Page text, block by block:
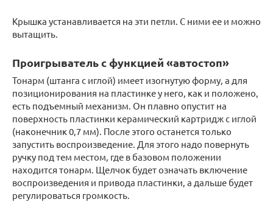
Крышка устанавливается на эти петли. С ними ее и можно
вытащить.
Проигрыватель с функцией «автостоп»
Тонарм (штанга с иглой) имеет изогнутую форму, а для
позиционирования на пластинке у него, как и положено,
есть подъемный механизм. Он плавно опустит на
поверхность пластинки керамический картридж с иглой
(наконечник 0,7 мм). После этого останется только
запустить воспроизведение. Для этого надо повернуть
ручку под тем местом, где в базовом положении
находится тонарм. Щелчок будет означать включение
воспроизведения и привода пластинки, а дальше будет
регулироваться громкость.